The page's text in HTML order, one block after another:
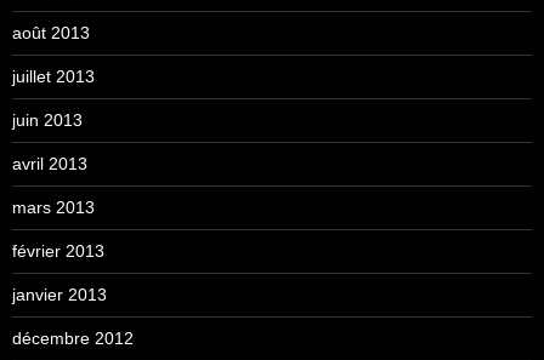
août 2013
juillet 2013
juin 2013
avril 2013
mars 2013
février 2013
janvier 2013
décembre 2012